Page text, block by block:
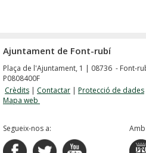
Ajuntament de Font-rubí
Plaça de l'Ajuntament, 1 | 08736 - Font-
P0808400F
Crèdits | Contactar | Protecció de dades
Mapa web
Segueix-nos a: